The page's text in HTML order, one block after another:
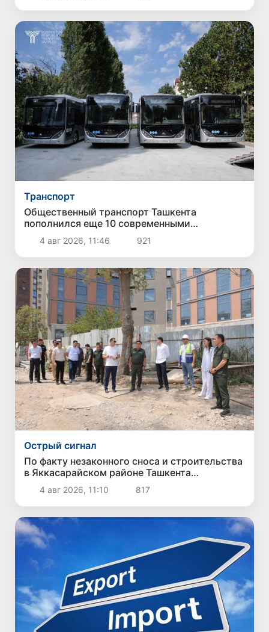
Транспорт
Общественный транспорт Ташкента
пополнился еще 10 современными
электробусами
4 авг 2026, 11:46 921
Острый сигнал
По факту незаконного сноса и строительства
в Яккасарайском районе Ташкента
возбуждено уголовное дело
4 авг 2026, 11:10 817